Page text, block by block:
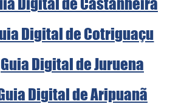
Digital de Cotriguaçu
Guia Digital de Juruena
Digital de Aripuanã